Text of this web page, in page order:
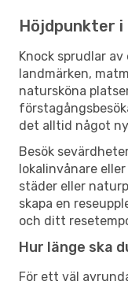
Höjdpunkter i
Knock sprudlar
landmärken,
natursköna
det alltid något
Besök
lokalinvånare
städer eller
skapa en
och ditt
Hur länge ska
För ett väl